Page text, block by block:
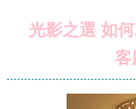
光影之選 如
客